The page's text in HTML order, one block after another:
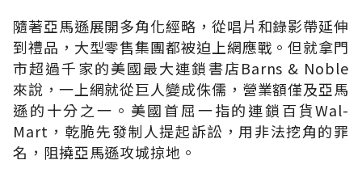
隨著亞馬遜展開多角化經略，從唱片和錄影帶延伸
到禮品，大型零售集團都被迫上網應戰。但就拿門
市超過千家的美國最大連鎖書店Barns & Noble
來說，一上網就從巨人變成侏儒，營業額僅及亞馬
遜的十分之一。美國首屈一指的連鎖百貨Wal-
Mart，乾脆先發制人提起訴訟，用非法挖角的罪
名，阻撓亞馬遜攻城掠地。